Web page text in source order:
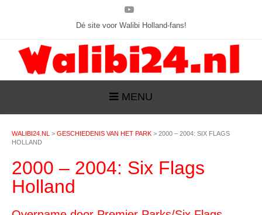
Dé site voor Walibi Holland-fans!
MENU
WALIBI24.NL > GESCHIEDENIS VAN HET PARK > 2000 – 2004: SIX FLAGS
HOLLAND
2000 – 2004: Six Flags
Holland